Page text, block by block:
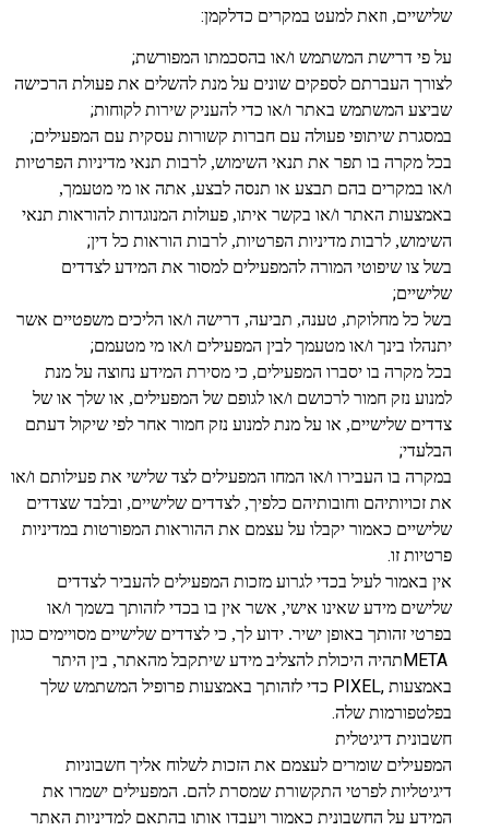
שלישיים, וזאת למעט במקרים כדלקמן:
על פי דרישת המשתמש ו/או בהסכמתו המפורשת;
לצורך העברתם לספקים שונים על מנת להשלים את פעולת הרכישה
שביצע המשתמש באתר ו/או כדי להעניק שירות לקוחות;
במסגרת שיתופי פעולה עם חברות קשורות עסקית עם המפעילים;
בכל מקרה בו תפר את תנאי השימוש, לרבות תנאי מדיניות הפרטיות
ו/או במקרים בהם תבצע או תנסה לבצע, אתה או מי מטעמך,
באמצעות האתר ו/או בקשר איתו, פעולות המנוגדות להוראות תנאי
השימוש, לרבות מדיניות הפרטיות, לרבות הוראות כל דין;
בשל צו שיפוטי המורה להמפעילים למסור את המידע לצדדים
שלישיים;
בשל כל מחלוקת, טענה, תביעה, דרישה ו/או הליכים משפטיים אשר
יתנהלו בינך ו/או מטעמך לבין המפעילים ו/או מי מטעמם;
בכל מקרה בו יסברו המפעילים, כי מסירת המידע נחוצה על מנת
למנוע נזק חמור לרכושם ו/או לגופם של המפעילים, או שלך או של
צדדים שלישיים, או על מנת למנוע נזק חמור אחר לפי שיקול דעתם
הבלעדי;
במקרה בו העבירו ו/או המחו המפעילים לצד שלישי את פעילותם ו/או
את זכויותיהם וחובותיהם כלפיך, לצדדים שלישיים, ובלבד שצדדים
שלישיים כאמור יקבלו על עצמם את ההוראות המפורטות במדיניות
פרטיות זו.
אין באמור לעיל בכדי לגרוע מזכות המפעילים להעביר לצדדים
שלישים מידע שאינו אישי, אשר אין בו בכדי לזהותך בשמך ו/או
בפרטי זהותך באופן ישיר. ידוע לך, כי לצדדים שלישיים מסויימים כגון
METAתהיה היכולת להצליב מידע שיתקבל מהאתר, בין היתר
באמצעות PIXEL, כדי לזהותך באמצעות פרופיל המשתמש שלך
בפלטפורמות שלה.
חשבונית דיגיטלית
המפעילים שומרים לעצמם את הזכות לשלוח אליך חשבוניות
דיגיטליות לפרטי התקשורת שמסרת להם. המפעילים ישמרו את
המידע על החשבונית כאמור ויעבדו אותו בהתאם למדיניות האתר